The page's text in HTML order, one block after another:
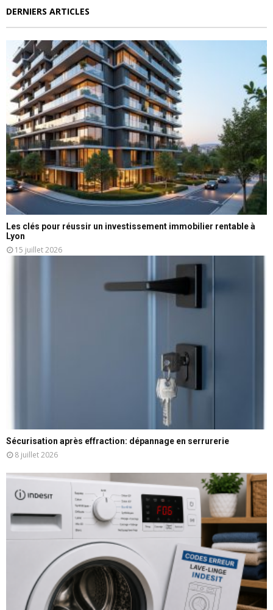
DERNIERS ARTICLES
Les clés pour réussir un investissement immobilier rentable à
Lyon
15 juillet 2026
Sécurisation après effraction: dépannage en serrurerie
8 juillet 2026